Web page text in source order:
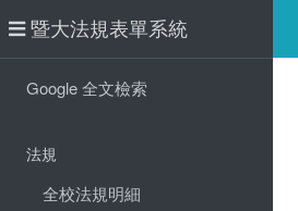
暨大法規表單系統
Google 全文檢索
法規
全校法規明細